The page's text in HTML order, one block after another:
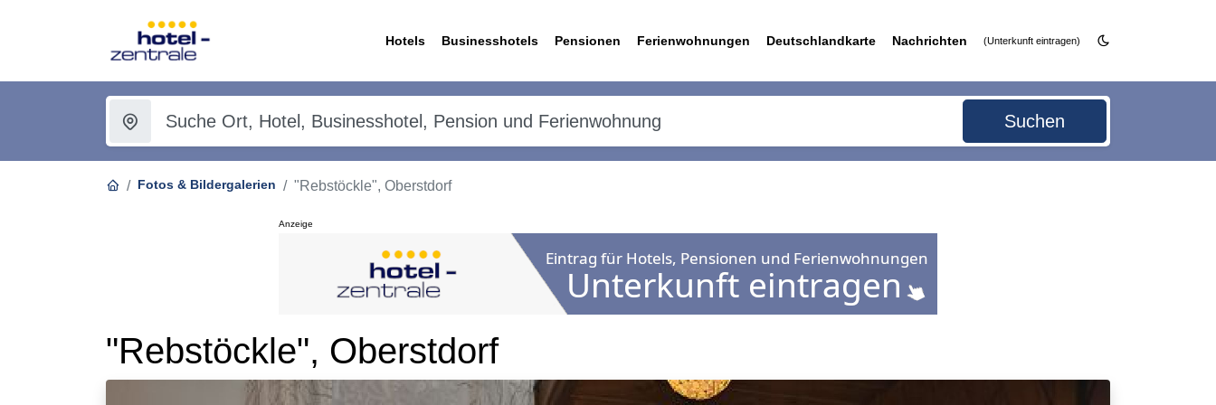
Hotels Businesshotels Pensionen Ferienwohnungen Deutschlandkarte Nachrichten (Unterkunft eintragen)
Suchen
Fotos & Bildergalerien "Rebstöckle", Oberstdorf
Anzeige
"Rebstöckle", Oberstdorf